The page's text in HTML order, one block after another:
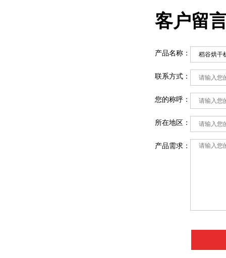
客户留
产品名称：
联系方式：
您的称呼：
所在地区：
产品需求：